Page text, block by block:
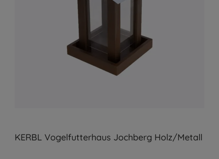
KERBL Vogelfutterhaus Jochberg Holz/Metall